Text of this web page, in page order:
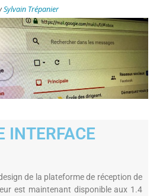
Sylvain Trépanier
INTERFACE
de la plateforme de réception de
est maintenant disponible aux 1.4